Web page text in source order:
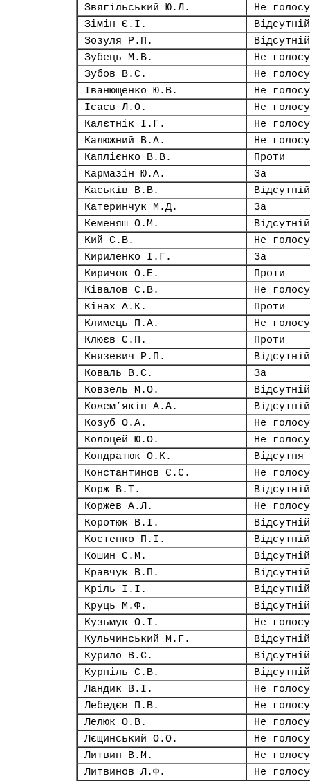
Звягільський Ю.Л.
Не
Зімін Є.І.
Відсутній
Зозуля Р.П.
Відсутній
Зубець М.В.
Не
Зубов В.С.
Не
Іванющенко Ю.В.
Не
Ісаєв Л.О.
Не
Калєтнік І.Г.
Не
Калюжний В.А.
Не
Каплієнко В.В.
Проти
Кармазін Ю.А.
За
Каськів В.В.
Відсутній
Катеринчук М.Д.
За
Кеменяш О.М.
Відсутній
Кий С.В.
Не
Кириленко І.Г.
За
Киричок О.Е.
Проти
Ківалов С.В.
Не
Кінах А.К.
Проти
Климець П.А.
Не
Клюєв С.П.
Проти
Князевич Р.П.
Відсутній
Коваль В.С.
За
Ковзель М.О.
Відсутній
Кожем’якін А.А.
Відсутній
Козуб О.А.
Не
Колоцей Ю.О.
Не
Кондратюк О.К.
Відсутня
Константинов Є.С.
Не
Корж В.Т.
Відсутній
Коржев А.Л.
Не
Коротюк В.І.
Відсутній
Костенко П.І.
Відсутній
Кошин С.М.
Відсутній
Кравчук В.П.
Відсутній
Кріль І.І.
Відсутній
Круць М.Ф.
Відсутній
Кузьмук О.І.
Не
Кульчинський М.Г.
Відсутній
Курило В.С.
Відсутній
Курпіль С.В.
Відсутній
Ландик В.І.
Не
Лебедєв П.В.
Не
Лелюк О.В.
Не
Лєщинський О.О.
Не
Литвин В.М.
Не
Литвинов Л.Ф.
Не